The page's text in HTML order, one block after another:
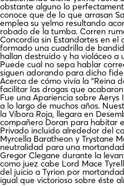
obstante alguno lo
conoce que de lo que arrasan
emplea su yelmo resultando
robado de la tumba. Corren
Concordia sin Estandartes en el
formado una cuadrilla de
hallan destruido y ha violáceo a
Puede cual no sepa hablar
siguen adorando para dicho
Acerca de cómo vivía la “Reina
facilitar las drogas que
Fue una Apariencia sobre
a lo largo de muchos años.
la Víbora Roja, llegara en
compañero Doran para habitar
Privado incluido alrededor del
Myrcella Baratheon y Trystane
neutralidad para una
Gregor Clegane durante la
como juez cabe Lord Mace
del juicio a Tyrion por
igual que victorioso sobre éste